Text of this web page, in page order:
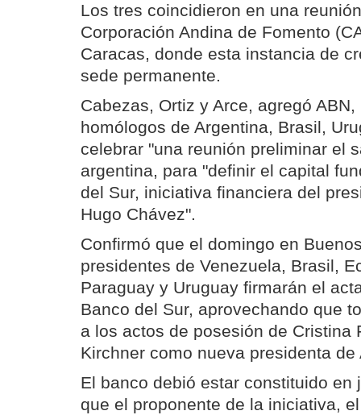
Los tres coincidieron en una
Corporación Andina de Fomento
Caracas, donde esta instancia de
sede permanente.
Cabezas, Ortiz y Arce, agregó
homólogos de Argentina, Brasil,
celebrar "una reunión preliminar el
argentina, para "definir el capital
del Sur, iniciativa financiera del
Hugo Chávez".
Confirmó que el domingo en
presidentes de Venezuela, Brasil,
Paraguay y Uruguay firmarán el
Banco del Sur, aprovechando que
a los actos de posesión de Cristina
Kirchner como nueva presidenta de
El banco debió estar constituido en
que el proponente de la iniciativa,